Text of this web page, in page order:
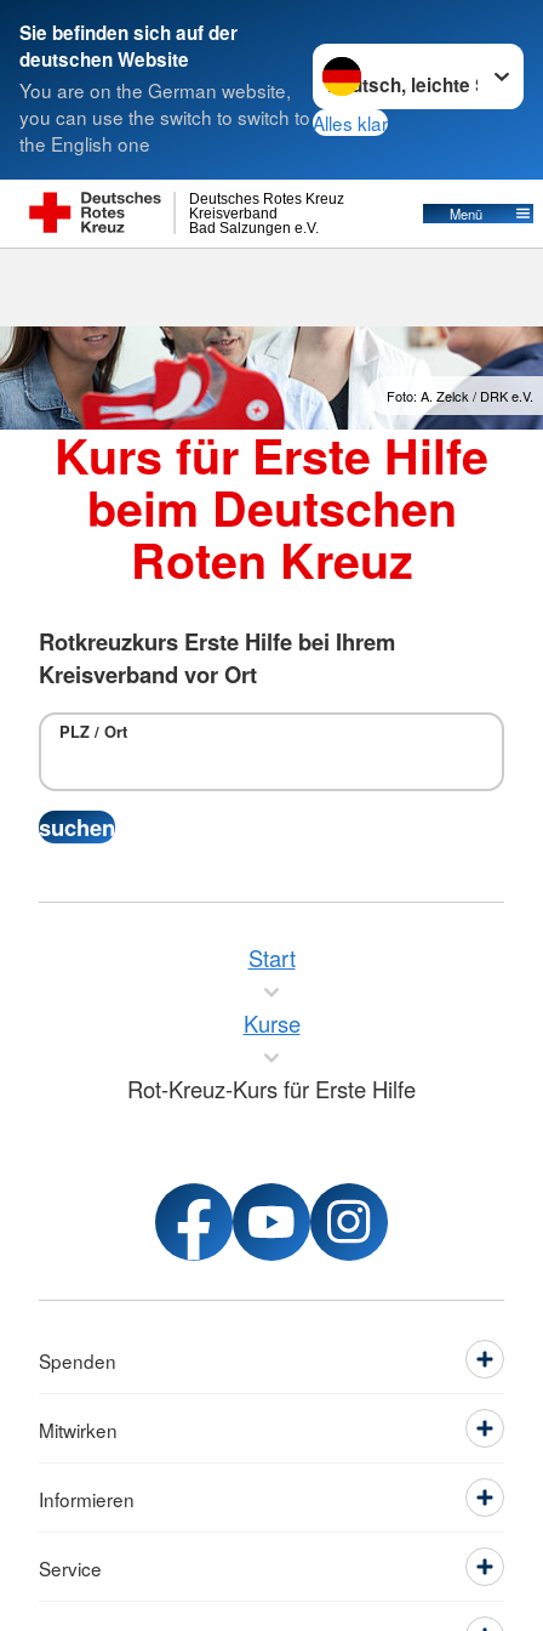
Sie befinden sich auf der
deutschen Website
You are on the German website,
you can use the switch to switch to
the English one
Sprache wechseln zu
Alles klar
Bad Salzungen e.V.
Kreisverband
Deutsches Rotes Kreuz
Menü
Suche
Foto: A. Zelck / DRK e.V.
Kurs für Erste Hilfe
beim Deutschen
Roten Kreuz
Rotkreuzkurs Erste Hilfe bei Ihrem
Kreisverband vor Ort
PLZ / Ort
Start
Kurse
Rot-Kreuz-Kurs für Erste Hilfe
Spenden
Mitwirken
Informieren
Service